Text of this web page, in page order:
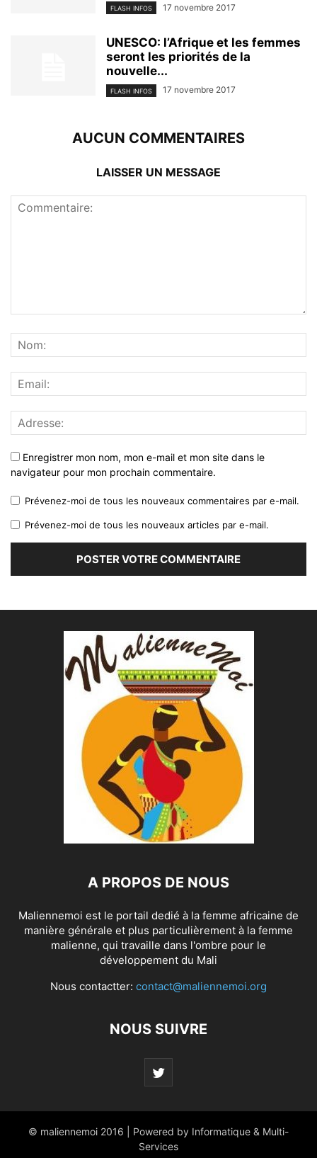
FLASH INFOS 17 novembre 2017
UNESCO: l’Afrique et les femmes
seront les priorités de la
nouvelle...
FLASH INFOS 17 novembre 2017
AUCUN COMMENTAIRES
LAISSER UN MESSAGE
Enregistrer mon nom, mon e-mail et mon site dans le
navigateur pour mon prochain commentaire.
Prévenez-moi de tous les nouveaux commentaires par e-mail.
Prévenez-moi de tous les nouveaux articles par e-mail.
A PROPOS DE NOUS
Maliennemoi est le portail dedié à la femme africaine de
manière générale et plus particulièrement à la femme
malienne, qui travaille dans l'ombre pour le
développement du Mali
Nous contactter: contact@maliennemoi.org
NOUS SUIVRE
© maliennemoi 2016 | Powered by Informatique & Multi-
Services